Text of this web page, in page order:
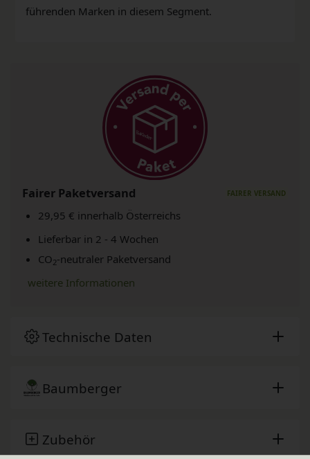
führenden Marken in diesem Segment.
Fairer Paketversand
29,95 € innerhalb Österreichs
Lieferbar in 2 - 4 Wochen
CO2-neutraler Paketversand
weitere Informationen
Technische Daten
Baumberger
Zubehör